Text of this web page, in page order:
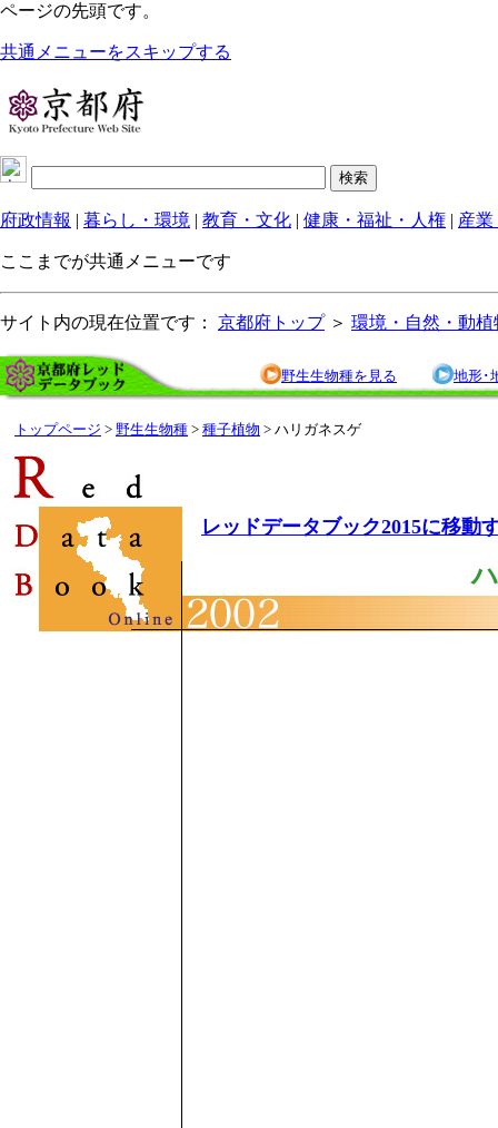
ページの先頭です。
共通メニューをスキップする
府政情報 | 暮らし・環境 | 教育・文化 | 健康・福祉・人権 | 産業
ここまでが共通メニューです
サイト内の現在位置です： 京都府トップ＞ 環境・自然・動植
野生生物種を見る 地形･
トップページ > 野生生物種 > 種子植物 > ハリガネスゲ
レッドデータブック2015に移動